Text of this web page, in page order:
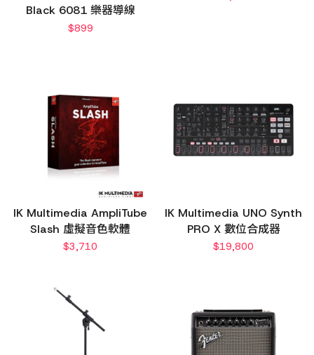
Black 6081 樂器導線
$899
IK Multimedia AmpliTube
Slash 虛擬音色軟體
$3,710
IK Multimedia UNO Synth
PRO X 數位合成器
$19,800